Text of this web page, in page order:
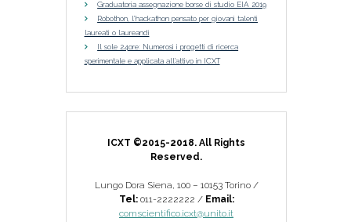
Graduatoria assegnazione borse di studio EIA 2019
Robothon, l’hackathon pensato per giovani talenti
laureati o laureandi
Il sole 24ore: Numerosi i progetti di ricerca
sperimentale e applicata all’attivo in ICXT
ICXT ©2015-2018. All Rights
Reserved.
Lungo Dora Siena, 100 – 10153 Torino /
Tel:011-2222222 / Email:
comscientifico.icxt@unito.it